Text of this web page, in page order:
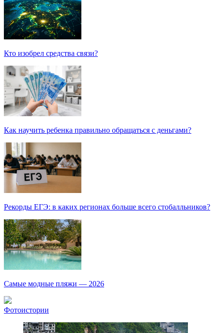
Кто изобрел средства связи?
Как научить ребенка правильно обращаться с деньгами?
Рекорды ЕГЭ: в каких регионах больше всего стобалльников?
Самые модные пляжи — 2026
Фотоистории